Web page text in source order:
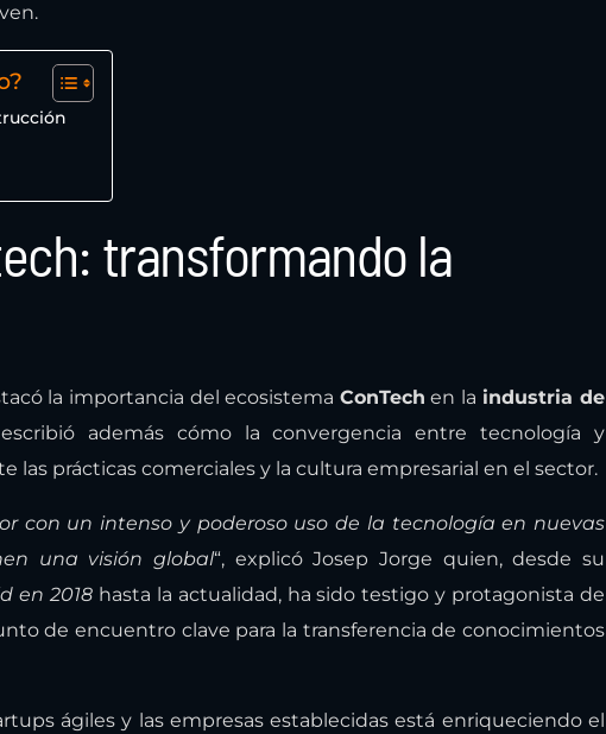
transformando la
la importancia del ecosistema ConTech en la industria de
además cómo la convergencia entre tecnología y
prácticas comerciales y la cultura empresarial en el sector.
con un intenso y poderoso uso de la tecnología en nuevas
una visión global“, explicó Josep Jorge quien, desde su
en 2018 hasta la actualidad, ha sido testigo y protagonista de
de encuentro clave para la transferencia de conocimientos
ágiles y las empresas establecidas está enriqueciendo el